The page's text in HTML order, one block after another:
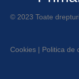
© 2023 Toate
Cookies | Politica de